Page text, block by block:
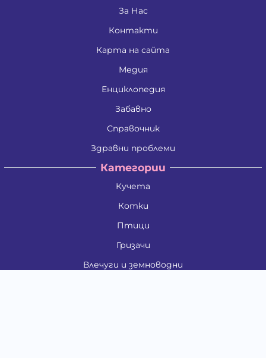
За Нас
Контакти
Карта на сайта
Медия
Енциклопедия
Забавно
Справочник
Здравни проблеми
Категории
Кучета
Котки
Птици
Гризачи
Влечуги и земноводни